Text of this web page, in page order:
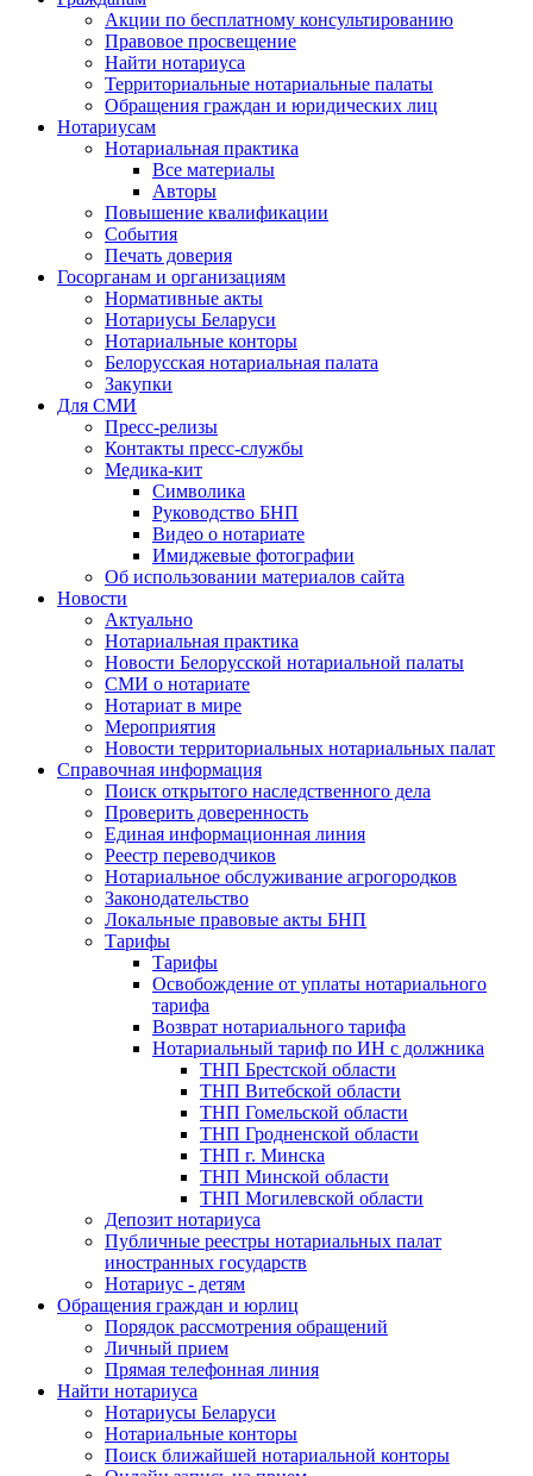
Акции по бесплатному консультированию
Правовое просвещение
Найти нотариуса
Территориальные нотариальные палаты
Обращения граждан и юридических лиц
Нотариусам
Нотариальная практика
Все материалы
Авторы
Повышение квалификации
События
Печать доверия
Госорганам и организациям
Нормативные акты
Нотариусы Беларуси
Нотариальные конторы
Белорусская нотариальная палата
Закупки
Для СМИ
Пресс-релизы
Контакты пресс-службы
Медика-кит
Символика
Руководство БНП
Видео о нотариате
Имиджевые фотографии
Об использовании материалов сайта
Новости
Актуально
Нотариальная практика
Новости Белорусской нотариальной палаты
СМИ о нотариате
Нотариат в мире
Мероприятия
Новости территориальных нотариальных палат
Справочная информация
Поиск открытого наследственного дела
Проверить доверенность
Единая информационная линия
Реестр переводчиков
Нотариальное обслуживание агрогородков
Законодательство
Локальные правовые акты БНП
Тарифы
Тарифы
Освобождение от уплаты нотариального
тарифа
Возврат нотариального тарифа
Нотариальный тариф по ИН с должника
ТНП Брестской области
ТНП Витебской области
ТНП Гомельской области
ТНП Гродненской области
ТНП г. Минска
ТНП Минской области
ТНП Могилевской области
Депозит нотариуса
Публичные реестры нотариальных палат
иностранных государств
Нотариус - детям
Обращения граждан и юрлиц
Порядок рассмотрения обращений
Личный прием
Прямая телефонная линия
Найти нотариуса
Нотариусы Беларуси
Нотариальные конторы
Поиск ближайшей нотариальной конторы